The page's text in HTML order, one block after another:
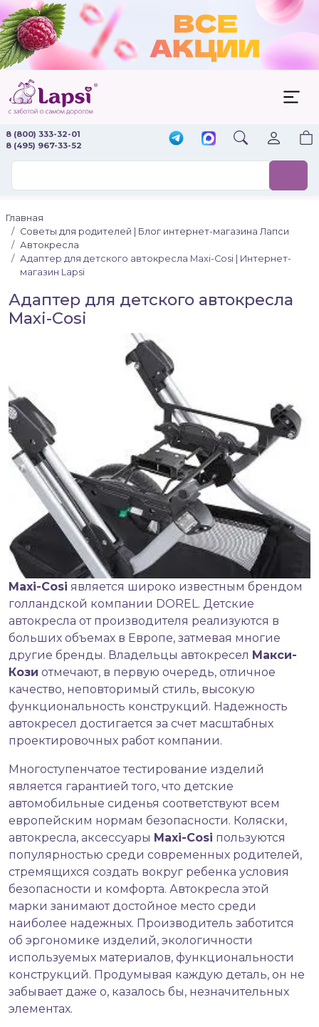
8 (800) 333-32-01
8 (495) 967-33-52
Главная
Советы для родителей | Блог интернет-магазина Лапси
Автокресла
Адаптер для детского автокресла Maxi-Cosi | Интернет-
магазин Lapsi
Адаптер для детского автокресла
Maxi-Cosi
Maxi-Cosi является широко известным брендом
голландской компании DOREL. Детские
автокресла от производителя реализуются в
больших объемах в Европе, затмевая многие
другие бренды. Владельцы автокресел Макси-
Кози отмечают, в первую очередь, отличное
качество, неповторимый стиль, высокую
функциональность конструкций. Надежность
автокресел достигается за счет масштабных
проектировочных работ компании.
Многоступенчатое тестирование изделий
является гарантией того, что детские
автомобильные сиденья соответствуют всем
европейским нормам безопасности. Коляски,
автокресла, аксессуары Maxi-Cosi пользуются
популярностью среди современных родителей,
стремящихся создать вокруг ребенка условия
безопасности и комфорта. Автокресла этой
марки занимают достойное место среди
наиболее надежных. Производитель заботится
об эргономике изделий, экологичности
используемых материалов, функциональности
конструкций. Продумывая каждую деталь, он не
забывает даже о, казалось бы, незначительных
элементах.